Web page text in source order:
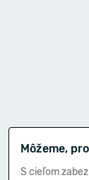
Môžeme,
S cieľom